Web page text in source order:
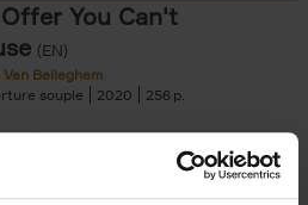
You Can't
(EN)
Belleghem
souple
2020 256
50